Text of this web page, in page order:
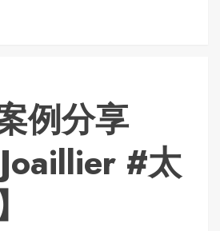
例分享
#太